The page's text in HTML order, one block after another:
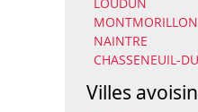
MONTMORILLON
NAINTRE
CHASSENEUIL-
Villes